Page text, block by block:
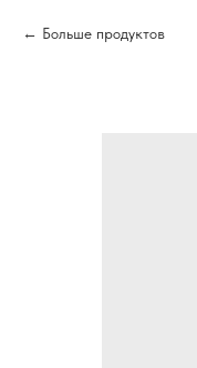
Больше продуктов